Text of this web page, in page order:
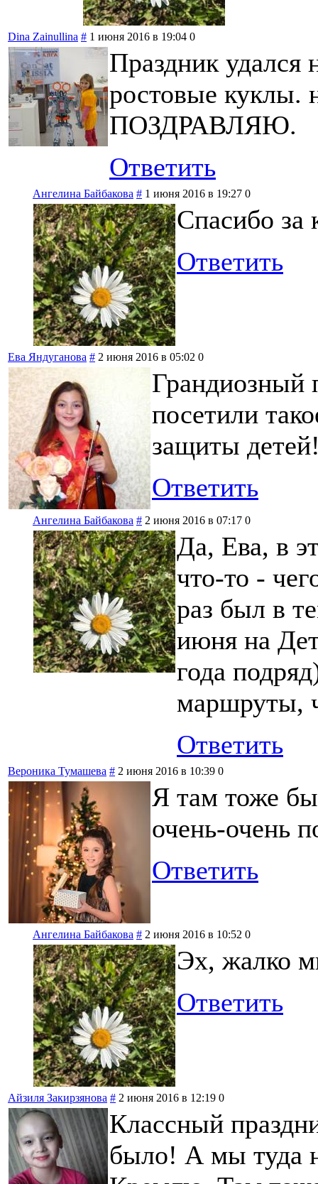
Dina Zainullina # 1 июня 2016 в 19:04 0
Праздник удался
ростовые куклы.
ПОЗДРАВЛЯЮ.
Ответить
Ангелина Байбакова # 1 июня 2016 в 19:27 0
Спасибо за
Ответить
Ева Яндуганова # 2 июня 2016 в 05:02 0
Грандиозный
посетили
защиты
Ответить
Ангелина Байбакова # 2 июня 2016 в 07:17 0
Да, Ева, в
что-то -
раз был в
июня на
года
маршруты,
Ответить
Вероника Тумашева # 2 июня 2016 в 10:39 0
Я там тоже
очень-очень
Ответить
Ангелина Байбакова # 2 июня 2016 в 10:52 0
Эх, жалко
Ответить
Айзиля Закирзянова # 2 июня 2016 в 12:19 0
Классный
было! А мы туда